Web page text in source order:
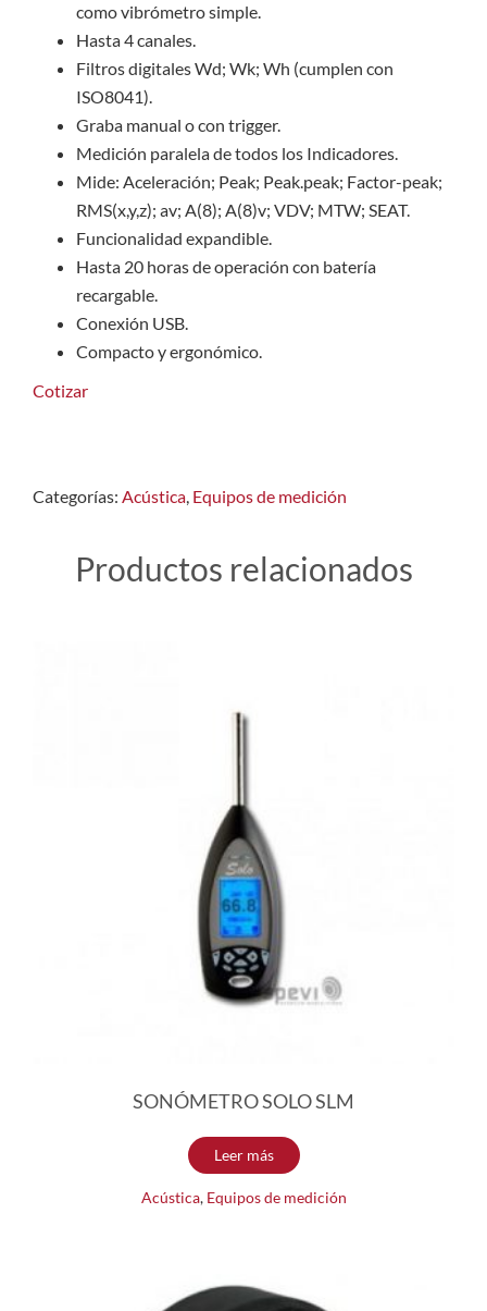
como vibrómetro simple.
Hasta 4 canales.
Filtros digitales Wd; Wk; Wh (cumplen con
ISO8041).
Graba manual o con trigger.
Medición paralela de todos los Indicadores.
Mide: Aceleración; Peak; Peak.peak; Factor-peak;
RMS(x,y,z); av; A(8); A(8)v; VDV; MTW; SEAT.
Funcionalidad expandible.
Hasta 20 horas de operación con batería
recargable.
Conexión USB.
Compacto y ergonómico.
Cotizar
Categorías: Acústica, Equipos de medición
Productos relacionados
SONÓMETRO SOLO SLM
Leer más
Acústica, Equipos de medición